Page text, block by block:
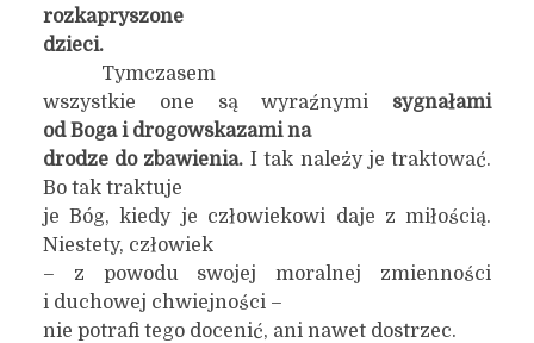
rozkapryszone
dzieci.
Tymczasem
wszystkie one są wyraźnymi sygnałami
od Boga i drogowskazami na
drodze do zbawienia. I tak należy je traktować.
Bo tak traktuje
je Bóg, kiedy je człowiekowi daje z miłością.
Niestety, człowiek
– z powodu swojej moralnej zmienności
i duchowej chwiejności –
nie potrafi tego docenić, ani nawet dostrzec.